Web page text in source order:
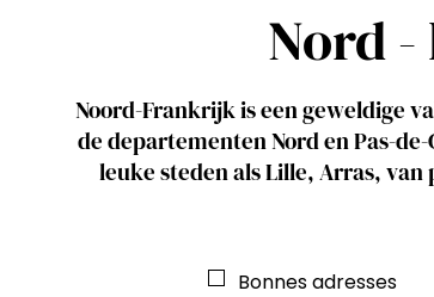
Nord -
Noord-Frankrijk is een geweldige
de departementen Nord en Pas-
leuke steden als Lille, Arras,
Bonnes adresses